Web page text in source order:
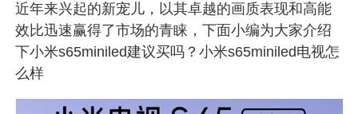
近年来兴起的新宠儿，以其卓越的画质表现和高能
效比迅速赢得了市场的青睐，下面小编为大家介绍
下小米s65miniled建议买吗？小米s65miniled电视怎
么样